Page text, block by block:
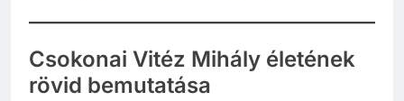
Csokonai Vitéz Mihály életének
rövid bemutatása